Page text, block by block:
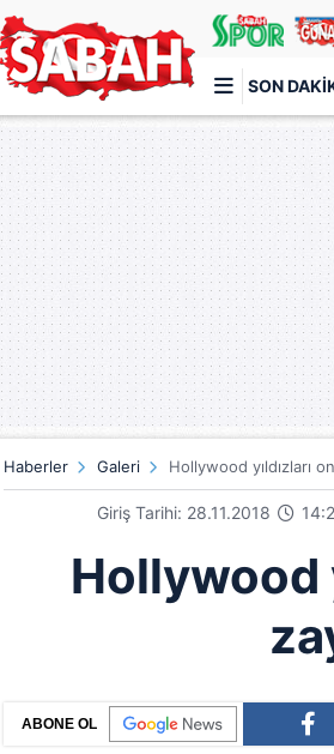
SON
Türkiye'nin en iyi haber sitesi
Haberler Galeri Hollywood yıldızları
Giriş Tarihi: 28.11.2018
Hollywood
ABONE OL